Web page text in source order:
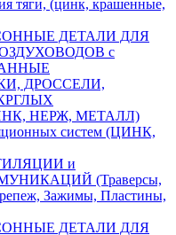
тяги, (цинк, крашенные,
ДЕТАЛИ ДЛЯ
с
ДРОССЕЛИ,
НЕРЖ, МЕТАЛЛ)
систем (ЦИНК,
и
(Траверсы,
Зажимы, Пластины,
ДЕТАЛИ ДЛЯ